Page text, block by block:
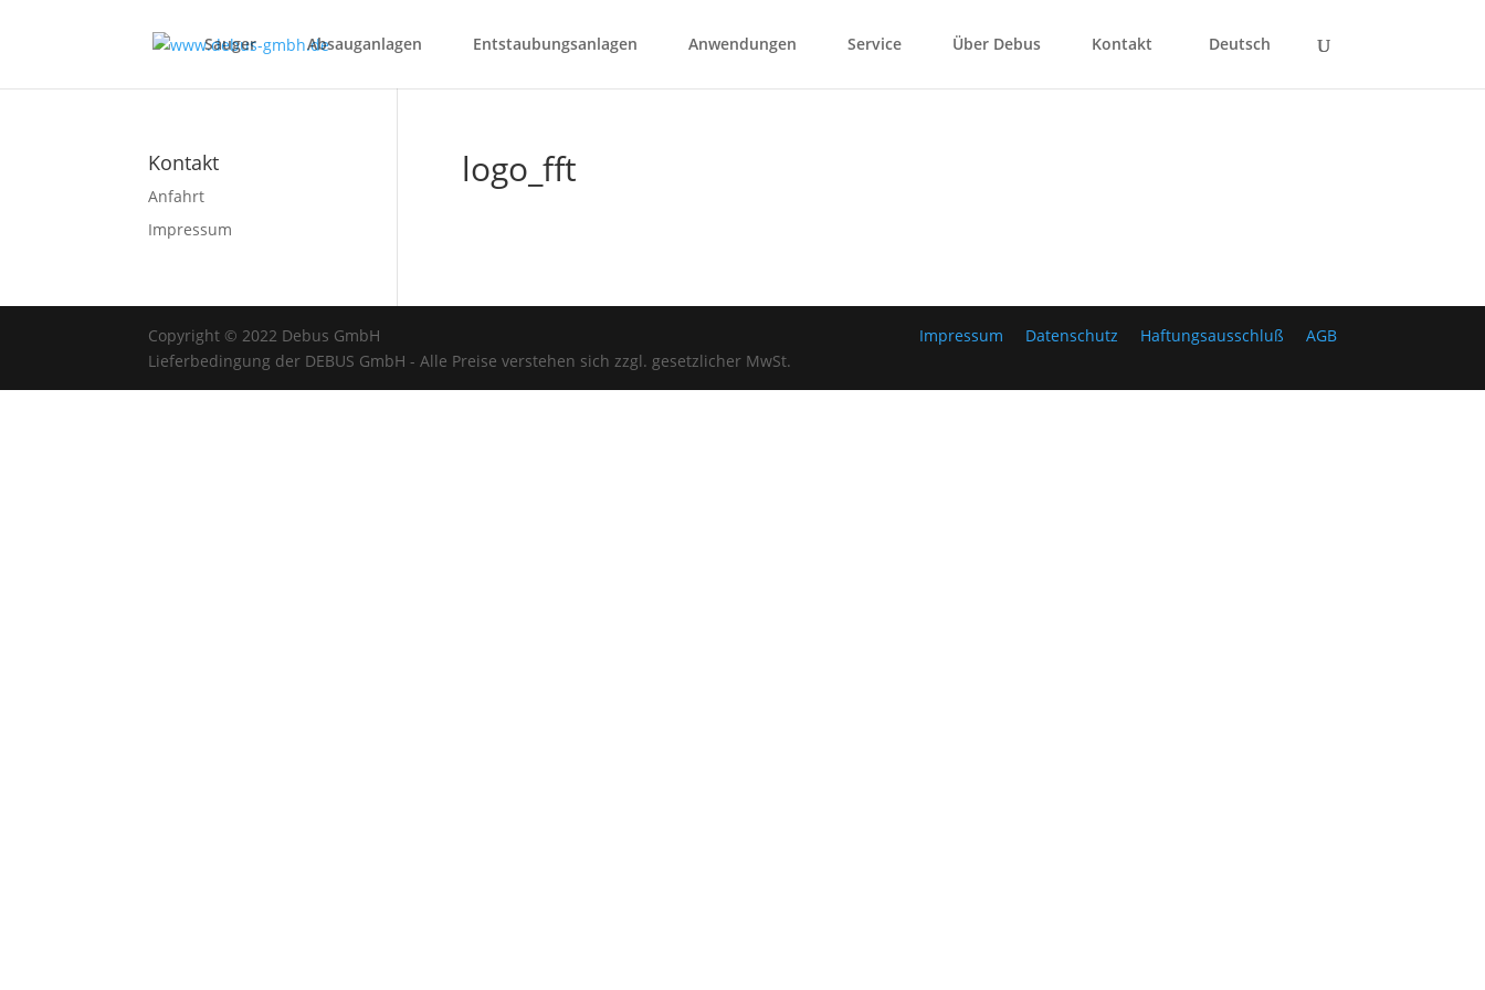
Sauger Absauganlagen Entstaubungsanlagen Anwendungen Service Über Debus Kontakt Deutsch
logo_fft
Kontakt
Anfahrt
Impressum
Impressum Datenschutz Haftungsausschluß AGB
Copyright © 2022 Debus GmbH
Lieferbedingung der DEBUS GmbH - Alle Preise verstehen sich zzgl. gesetzlicher MwSt.